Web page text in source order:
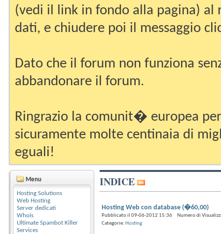
(vedi il link in fondo alla pagina)
dati, e chiudere poi il messaggio
Dato che il forum non funziona
abbandonare il forum.
Ringrazio la comunit� europea
sicuramente molte centinaia di
eguali!
Menu
Hosting Solutions
Web Hosting
Server dedicati
Whois
Ultimate Spambot Killer
Services
INDICE
Hosting Web con database (�60,00)
Pubblicato il 09-06-2012 15:36 Numero di
Categorie: Hosting